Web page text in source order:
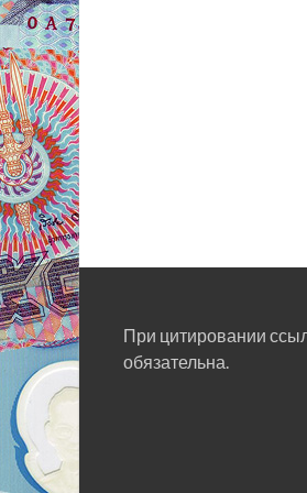
При цитировании
обязательна.